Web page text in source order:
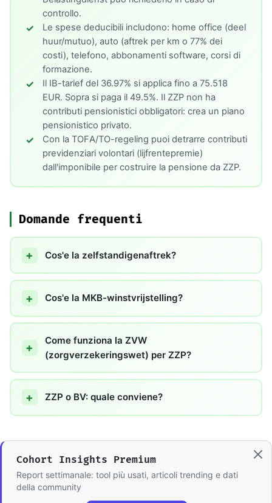
controllo.
Le spese deducibili includono: home office (deel
huur/mutuo), auto (aftrek per km o 77% dei
costi), telefono, abbonamenti software, corsi di
formazione.
Il IB-tarief del 36.97% si applica fino a 75.518
EUR. Sopra si paga il 49.5%. Il ZZP non ha
contributi pensionistici obbligatori: crea un piano
pensionistico privato.
Con la TOFA/TO-regeling puoi detrarre contributi
previdenziari volontari (lijfrentepremie)
dall'imponibile per costruire la pensione da ZZP.
Domande frequenti
Cos'e la zelfstandigenaftrek?
Cos'e la MKB-winstvrijstelling?
Come funziona la ZVW
(zorgverzekeringswet) per ZZP?
ZZP o BV: quale conviene?
Cohort Insights Premium
Report settimanale: tool più usati, articoli trending e dati
della community